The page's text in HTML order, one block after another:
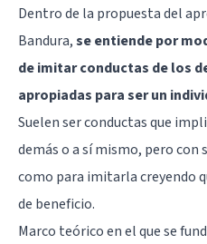
Dentro de la propuesta del
Bandura,se entiende por
de imitar conductas de los
apropiadas para ser un
Suelen ser conductas que
demás o a sí mismo, pero
como para imitarla creyendo
de beneficio.
Marco teórico en el que se